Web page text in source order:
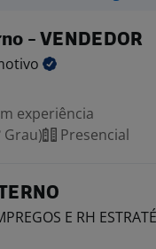
- VENDEDOR
experiência
Grau)
Presencial
E RH